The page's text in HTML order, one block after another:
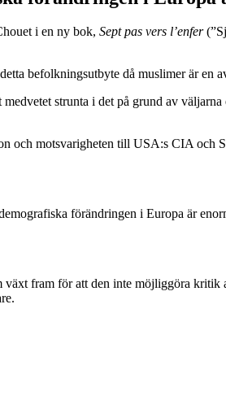
i en ny bok, Sept pas vers l’enfer
befolkningsutbyte då muslimer är en
strunta i det på grund av
och motsvarigheten till USA:s CIA och
förändringen i Europa är
fram för att den inte möjliggöra